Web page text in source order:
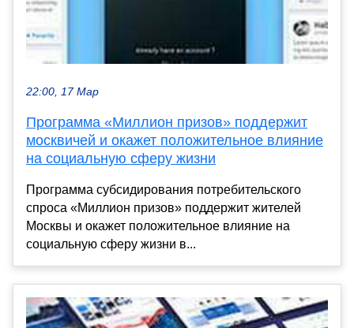
22:00, 17 Мар
Программа «Миллион призов» поддержит
москвичей и окажет положительное влияние
на социальную сферу жизни
Программа субсидирования потребительского
спроса «Миллион призов» поддержит жителей
Москвы и окажет положительное влияние на
социальную сферу жизни в...